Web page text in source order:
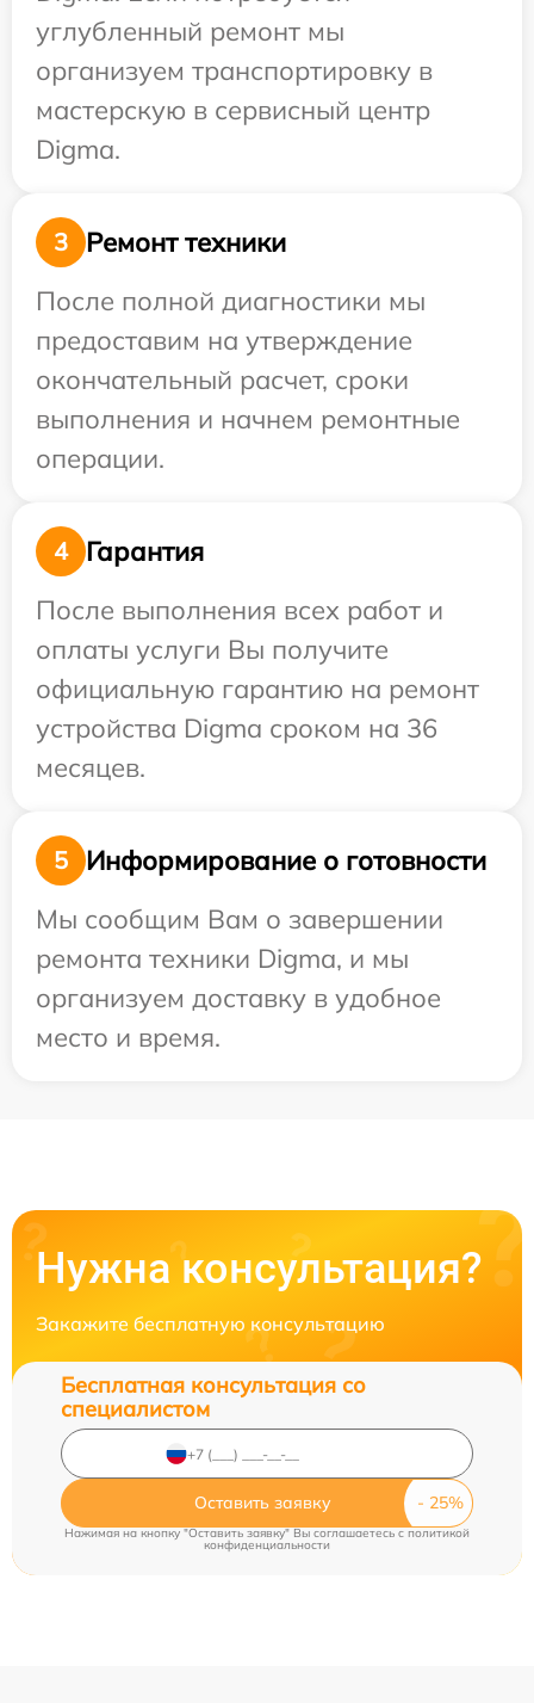
углубленный ремонт мы
организуем транспортировку в
мастерскую в сервисный центр
Digma.
3
Ремонт техники
После полной диагностики мы
предоставим на утверждение
окончательный расчет, сроки
выполнения и начнем ремонтные
операции.
4
Гарантия
После выполнения всех работ и
оплаты услуги Вы получите
официальную гарантию на ремонт
устройства Digma сроком на 36
месяцев.
5
Информирование о готовности
Мы сообщим Вам о завершении
ремонта техники Digma, и мы
организуем доставку в удобное
место и время.
Нужна консультация?
Закажите бесплатную консультацию
Бесплатная консультация со
специалистом
Оставить заявку
Нажимая на кнопку "Оставить заявку" Вы соглашаетесь c политикой
конфиденциальности